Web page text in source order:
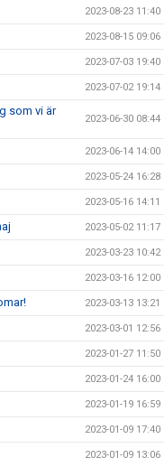
2023-08-23 11:40
2023-08-15 09:06
2023-07-03 19:40
2023-07-02 19:14
som vi är
2023-06-30 08:44
2023-06-14 14:00
2023-05-24 16:28
2023-05-16 14:11
2023-05-02 11:17
2023-03-23 10:42
2023-03-16 12:00
2023-03-13 13:21
2023-03-01 12:56
2023-01-27 11:50
2023-01-24 16:00
2023-01-19 16:59
2023-01-09 17:40
2023-01-09 13:06